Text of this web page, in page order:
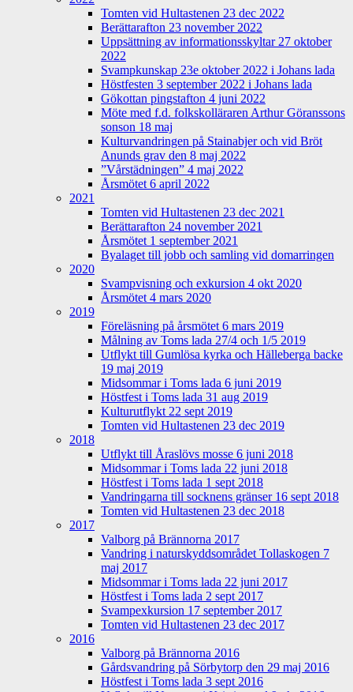
Tomten vid Hultastenen 23 dec 2022
Berättarafton 23 november 2022
Uppsättning av informationsskyltar 27 oktober
2022
Svampkunskap 23e oktober 2022 i Johans lada
Höstfesten 3 september 2022 i Johans lada
Gökottan pingstafton 4 juni 2022
Möte med f.d. folkskolläraren Arthur Göranssons
sonson 18 maj
Kulturvandringen på Stainabjer och vid Bröt
Anunds grav den 8 maj 2022
”Vårstädningen” 4 maj 2022
Årsmötet 6 april 2022
2021
Tomten vid Hultastenen 23 dec 2021
Berättarafton 24 november 2021
Årsmötet 1 september 2021
Byalaget till jobb och samling vid domarringen
2020
Svampvisning och exkursion 4 okt 2020
Årsmötet 4 mars 2020
2019
Föreläsning på årsmötet 6 mars 2019
Målning av Toms lada 27/4 och 1/5 2019
Utflykt till Gumlösa kyrka och Hälleberga backe
19 maj 2019
Midsommar i Toms lada 6 juni 2019
Höstfest i Toms lada 31 aug 2019
Kulturutflykt 22 sept 2019
Tomten vid Hultastenen 23 dec 2019
2018
Utflykt till Åraslövs mosse 6 juni 2018
Midsommar i Toms lada 22 juni 2018
Höstfest i Toms lada 1 sept 2018
Vandringarna till socknens gränser 16 sept 2018
Tomten vid Hultastenen 23 dec 2018
2017
Valborg på Brännorna 2017
Vandring i naturskyddsområdet Tollaskogen 7
maj 2017
Midsommar i Toms lada 22 juni 2017
Höstfest i Toms lada 2 sept 2017
Svampexkursion 17 september 2017
Tomten vid Hultastenen 23 dec 2017
2016
Valborg på Brännorna 2016
Gårdsvandring på Sörbytorp den 29 maj 2016
Höstfest i Toms lada 3 sept 2016